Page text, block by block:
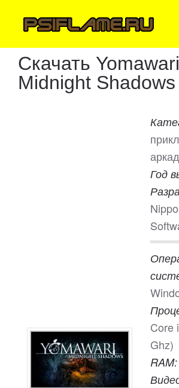
Скачать
Midnight Shadows
Год
Core
Ghz)
RAM: